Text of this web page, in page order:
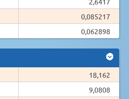
0,085217
0,062898
18,162
9,0808